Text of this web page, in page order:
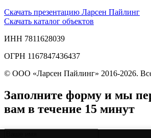
Скачать презентацию Ларсен Пайлинг
Скачать каталог объектов
ИНН 7811628039
ОГРН 1167847436437
© ООО «Ларсен Пайлинг» 2016-2026.
Заполните форму и мы
вам в течение 15 минут